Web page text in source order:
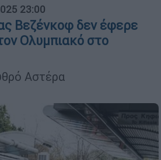
23:00
Βεζένκοφ δεν έφερε
Ολυμπιακό στο
Αστέρα